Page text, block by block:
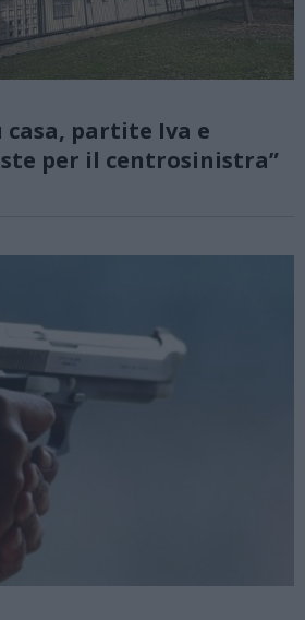
partite Iva e
per il centrosinistra”